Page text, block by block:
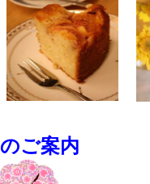
のご案内